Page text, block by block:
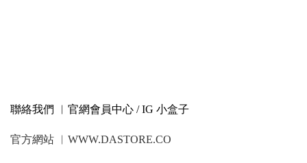
聯絡我們 ︳官網會員中心 / IG 小盒子
官方網站 ︳WWW.DASTORE.CO